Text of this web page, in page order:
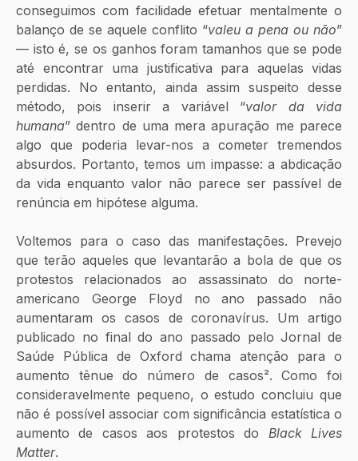
conseguimos com facilidade efetuar mentalmente o
balanço de se aquele conflito “valeu a pena ou não”
— isto é, se os ganhos foram tamanhos que se pode
até encontrar uma justificativa para aquelas vidas
perdidas. No entanto, ainda assim suspeito desse
método, pois inserir a variável “valor da vida
humana” dentro de uma mera apuração me parece
algo que poderia levar-nos a cometer tremendos
absurdos. Portanto, temos um impasse: a abdicação
da vida enquanto valor não parece ser passível de
renúncia em hipótese alguma.
Voltemos para o caso das manifestações. Prevejo
que terão aqueles que levantarão a bola de que os
protestos relacionados ao assassinato do norte-
americano George Floyd no ano passado não
aumentaram os casos de coronavírus. Um artigo
publicado no final do ano passado pelo Jornal de
Saúde Pública de Oxford chama atenção para o
aumento tênue do número de casos². Como foi
consideravelmente pequeno, o estudo concluiu que
não é possível associar com significância estatística o
aumento de casos aos protestos do Black Lives
Matter.